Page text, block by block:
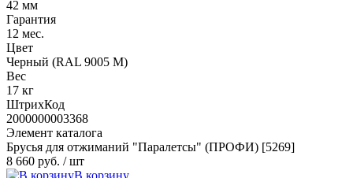
42 мм
Гарантия
12 мес.
Цвет
Черный (RAL 9005 М)
Вес
17 кг
ШтрихКод
2000000003368
Элемент каталога
Брусья для отжиманий "Паралетсы" (ПРОФИ) [5269]
8 660 руб. / шт
В корзину